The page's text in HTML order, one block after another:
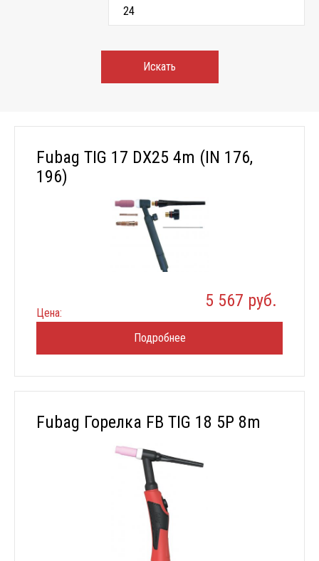
Искать
Fubag TIG 17 DX25 4m (IN 176,
196)
Цена:
5 567 руб.
Подробнее
Fubag Горелка FB TIG 18 5P 8m